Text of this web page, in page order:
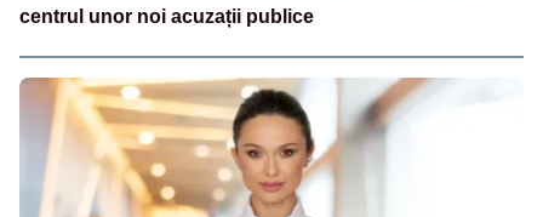
centrul unor noi acuzații publice